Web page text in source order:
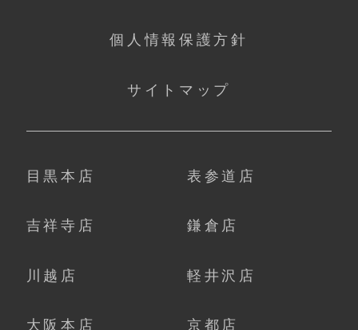
個人情報保護方針
サイトマップ
目黒本店 表参道店
吉祥寺店 鎌倉店
川越店 軽井沢店
大阪本店 京都店